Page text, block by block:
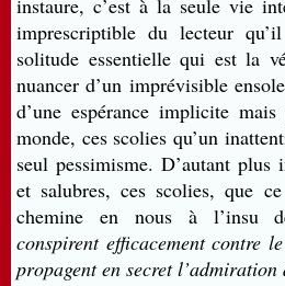
instaure, c’est à la seule vie
imprescriptible du lecteur
solitude essentielle qui est la
nuancer d’un imprévisible
d’une espérance implicite
monde, ces scolies qu’un
seul pessimisme. D’autant plus
et salubres, ces scolies, que
chemine en nous à l’insu
conspirent efficacement contre
propagent en secret l’admiration